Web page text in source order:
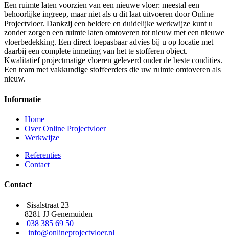
Een ruimte laten voorzien van een nieuwe vloer: meestal een
behoorlijke ingreep, maar niet als u dit laat uitvoeren door Online
Projectvloer. Dankzij een heldere en duidelijke werkwijze kunt u
zonder zorgen een ruimte laten omtoveren tot nieuw met een nieuwe
vloerbedekking. Een direct toepasbaar advies bij u op locatie met
daarbij een complete inmeting van het te stofferen object.
Kwalitatief projectmatige vloeren geleverd onder de beste condities.
Een team met vakkundige stoffeerders die uw ruimte omtoveren als
nieuw.
Informatie
Home
Over Online Projectvloer
Werkwijze
Referenties
Contact
Contact
Sisalstraat 23
8281 JJ Genemuiden
038 385 69 50
info@onlineprojectvloer.nl